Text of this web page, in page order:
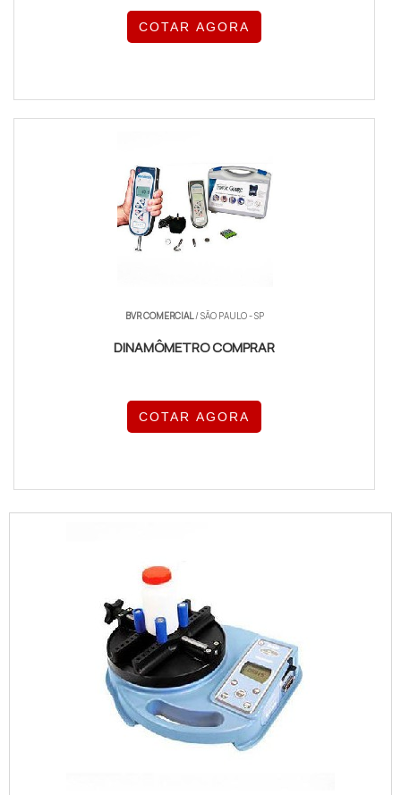
COTAR AGORA
BVR COMERCIAL/ SÃO PAULO - SP
DINAMÔMETRO COMPRAR
COTAR AGORA